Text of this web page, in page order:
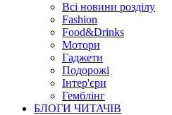
Всі новини розділу
Fashion
Food&Drinks
Мотори
Гаджети
Подорожі
Інтер'єри
Гемблінг
БЛОГИ ЧИТАЧІВ